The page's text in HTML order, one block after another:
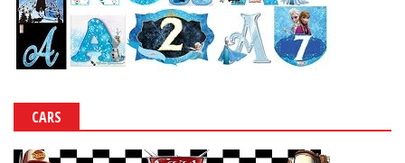
ABECEDARIOS DE UNICORNIOS